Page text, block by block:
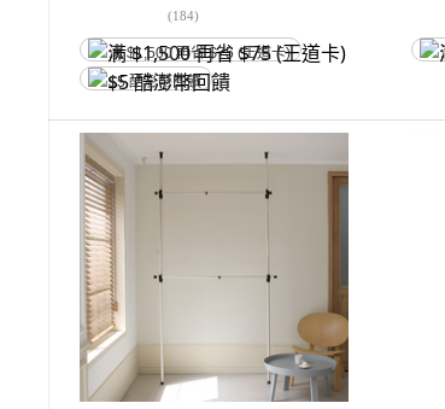
(184)
满 $1,500 再省 $75 (王道卡)
$5 酷澎幣回饋